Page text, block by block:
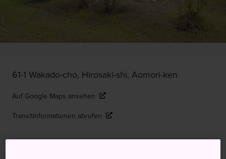
61-1 Wakado-cho, Hirosaki-shi, Aomori-ken
Auf Google Maps ansehen
Transitinformationen abrufen